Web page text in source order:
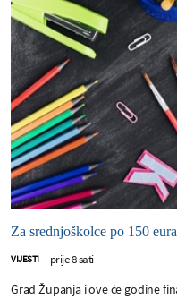
Za srednjoškolce po 150
VIJESTI - prije 8 sati
Grad Županja i ove će godine